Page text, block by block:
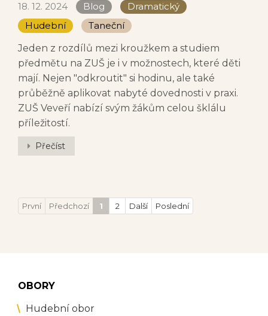
18. 12. 2024 Blog
Dramatický
Hudební
Taneční
Jeden z rozdílů mezi kroužkem a studiem
předmětu na ZUŠ je i v možnostech, které děti
mají. Nejen "odkroutit" si hodinu, ale také
průběžně aplikovat nabyté dovednosti v praxi.
ZUŠ Veveří nabízí svým žákům celou šklálu
příležitostí.
Přečíst
První Předchozí 1 2 Další Poslední
OBORY
Hudební obor